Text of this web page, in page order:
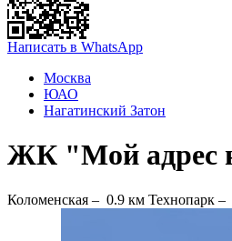
Написать в WhatsApp
Москва
ЮАО
Нагатинский Затон
ЖК "Мой адрес
Коломенская – 0.9 км Технопарк –